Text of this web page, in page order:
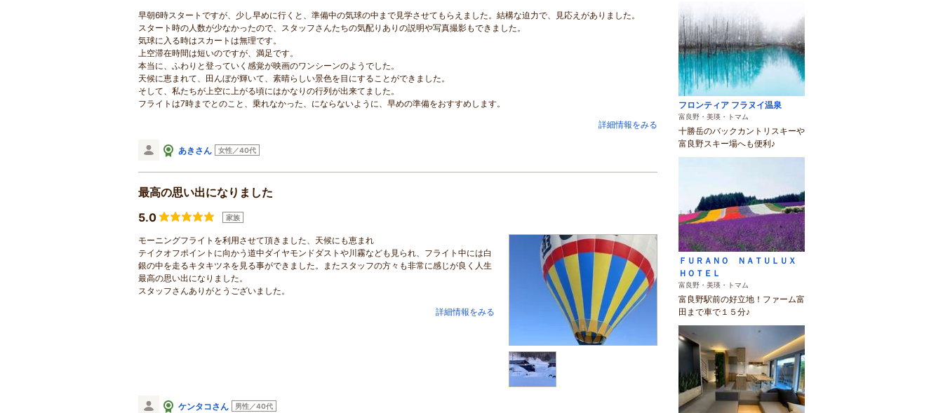
早朝6時スタートですが、少し早めに行くと、準備中の気球の中まで見学させてもらえました。結構な迫力で、見応えがありました。
スタート時の人数が少なかったので、スタッフさんたちの気配りありの説明や写真撮影もできました。
気球に入る時はスカートは無理です。
上空滞在時間は短いのですが、満足です。
本当に、ふわりと登っていく感覚が映画のワンシーンのようでした。
天候に恵まれて、田んぼが輝いて、素晴らしい景色を目にすることができました。
そして、私たちが上空に上がる頃にはかなりの行列が出来てました。
フライトは7時までとのこと、乗れなかった、にならないように、早めの準備をおすすめします。
詳細情報をみる
あきさん 女性／40代
最高の思い出になりました
5.0
家族
モーニングフライトを利用させて頂きました、天候にも恵まれ
テイクオフポイントに向かう道中ダイヤモンドダストや川霧なども見られ、フライト中には白
銀の中を走るキタキツネを見る事ができました。またスタッフの方々も非常に感じが良く人生
最高の思い出になりました。
スタッフさんありがとうございました。
詳細情報をみる
ケンタコさん 男性／40代
フロンティア フラヌイ温泉
富良野・美瑛・トマム
十勝岳のバックカントリスキーや
富良野スキー場へも便利♪
ＦＵＲＡＮＯ ＮＡＴＵＬＵＸ
ＨＯＴＥＬ
富良野・美瑛・トマム
富良野駅前の好立地！ファーム富
田まで車で１５分♪